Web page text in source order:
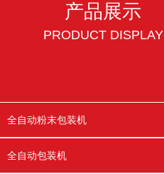
产品展示
PRODUCT DISPLAY
全自动粉末包装机
全自动包装机